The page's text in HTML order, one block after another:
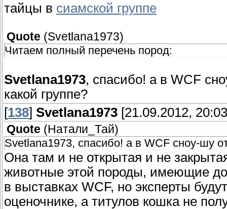
тайцы в сиамской группе
Quote (Svetlana1973)
Читаем полный перечень пород:
Svetlana1973, спасибо! а в WCF
какой группе?
[138] Svetlana1973 [21.09.2012,
Quote (Натали_Тай)
Svetlana1973, спасибо! а в WCF сноу-шу
Она там и не открытая и не
животные этой породы, имеющие
в выставках WCF, но эксперты
оценочнике, а титулов кошка не